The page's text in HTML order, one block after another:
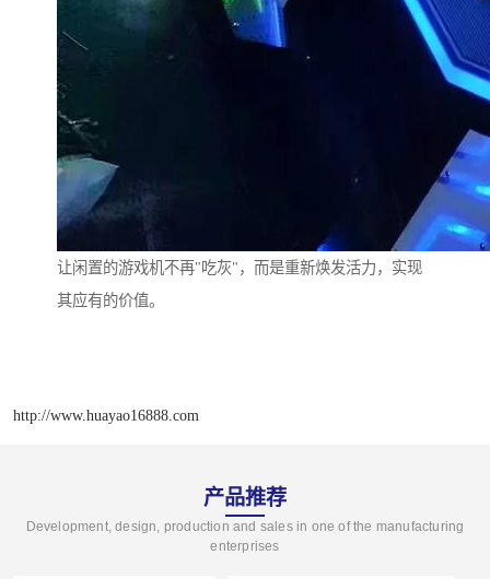
让闲置的游戏机不再"吃灰"，而是重新焕发活力，实现
其应有的价值。
http://www.huayao16888.com
产品推荐
Development, design, production and sales in one of the manufacturing
enterprises